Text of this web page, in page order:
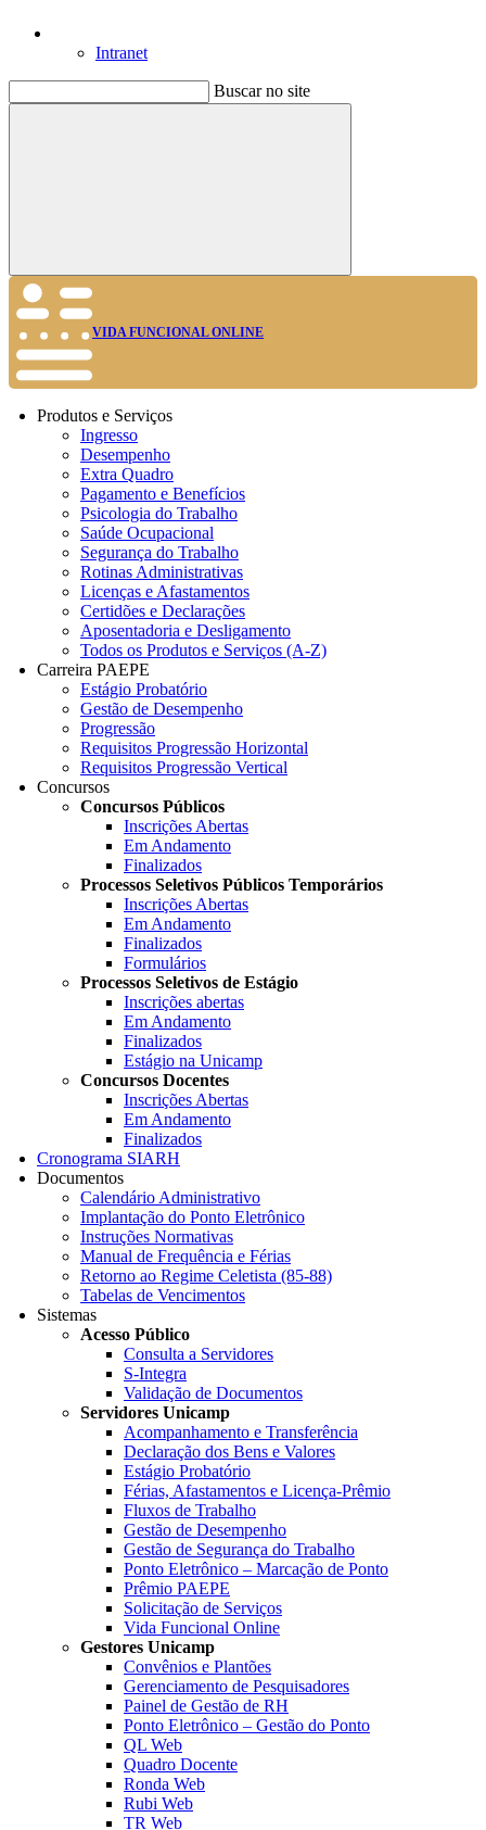
Intranet
Buscar no site
Buscar
VIDA FUNCIONAL ONLINE
Produtos e Serviços
Ingresso
Desempenho
Extra Quadro
Pagamento e Benefícios
Psicologia do Trabalho
Saúde Ocupacional
Segurança do Trabalho
Rotinas Administrativas
Licenças e Afastamentos
Certidões e Declarações
Aposentadoria e Desligamento
Todos os Produtos e Serviços (A-Z)
Carreira PAEPE
Estágio Probatório
Gestão de Desempenho
Progressão
Requisitos Progressão Horizontal
Requisitos Progressão Vertical
Concursos
Concursos Públicos
Inscrições Abertas
Em Andamento
Finalizados
Processos Seletivos Públicos Temporários
Inscrições Abertas
Em Andamento
Finalizados
Formulários
Processos Seletivos de Estágio
Inscrições abertas
Em Andamento
Finalizados
Estágio na Unicamp
Concursos Docentes
Inscrições Abertas
Em Andamento
Finalizados
Cronograma SIARH
Documentos
Calendário Administrativo
Implantação do Ponto Eletrônico
Instruções Normativas
Manual de Frequência e Férias
Retorno ao Regime Celetista (85-88)
Tabelas de Vencimentos
Sistemas
Acesso Público
Consulta a Servidores
S-Integra
Validação de Documentos
Servidores Unicamp
Acompanhamento e Transferência
Declaração dos Bens e Valores
Estágio Probatório
Férias, Afastamentos e Licença-Prêmio
Fluxos de Trabalho
Gestão de Desempenho
Gestão de Segurança do Trabalho
Ponto Eletrônico – Marcação de Ponto
Prêmio PAEPE
Solicitação de Serviços
Vida Funcional Online
Gestores Unicamp
Convênios e Plantões
Gerenciamento de Pesquisadores
Painel de Gestão de RH
Ponto Eletrônico – Gestão do Ponto
QL Web
Quadro Docente
Ronda Web
Rubi Web
TR Web